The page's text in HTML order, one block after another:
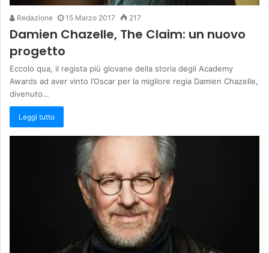
Redazione 15 Marzo 2017 217
Damien Chazelle, The Claim: un nuovo
progetto
Eccolo qua, il regista più giovane della storia degli Academy
Awards ad aver vinto l’Oscar per la migliore regia Damien Chazelle,
divenuto…
Leggi tutto